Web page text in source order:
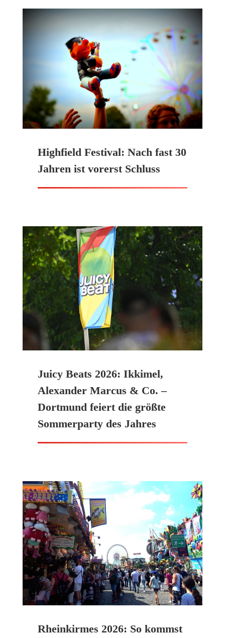
Highfield Festival: Nach fast 30
Jahren ist vorerst Schluss
Juicy Beats 2026: Ikkimel,
Alexander Marcus & Co. –
Dortmund feiert die größte
Sommerparty des Jahres
Rheinkirmes 2026: So kommst